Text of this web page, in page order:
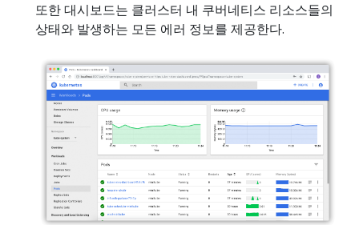
또한 대시보드는 클러스터 내 쿠버네티스 리소스들의
상태와 발생하는 모든 에러 정보를 제공한다.